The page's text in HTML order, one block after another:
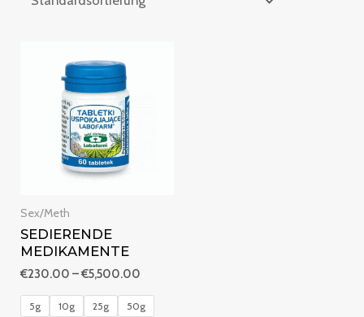
Sex/Meth
SEDIERENDE
MEDIKAMENTE
€230.00 –€5,500.00
5g 10g 25g
50g